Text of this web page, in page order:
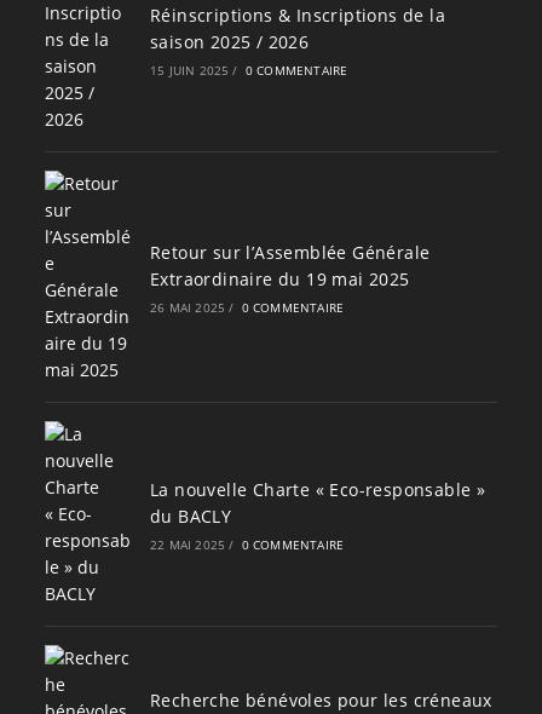
Réinscriptions & Inscriptions de la
saison 2025 / 2026
15 JUIN 2025 / 0 COMMENTAIRE
Retour sur l’Assemblée Générale
Extraordinaire du 19 mai 2025
26 MAI 2025 / 0 COMMENTAIRE
La nouvelle Charte « Eco-responsable »
du BACLY
22 MAI 2025 / 0 COMMENTAIRE
Recherche bénévoles pour les créneaux